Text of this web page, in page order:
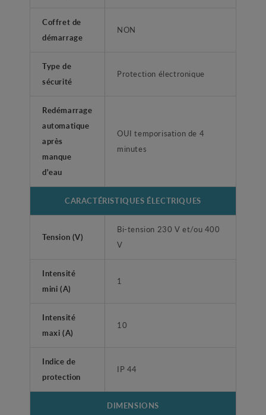
Coffret de
démarrage
NON
Type de
sécurité
Protection électronique
Redémarrage
automatique
après
manque
d'eau
OUI temporisation de 4
minutes
CARACTÉRISTIQUES ÉLECTRIQUES
Tension (V)
Bi-tension 230 V et/ou 400
V
Intensité
mini (A)
1
Intensité
maxi (A)
10
Indice de
protection
IP 44
DIMENSIONS